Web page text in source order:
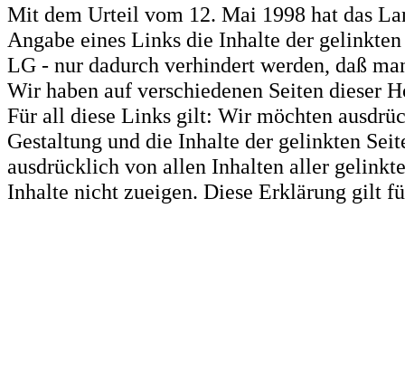
Mit dem Urteil vom 12. Mai 1998 hat das
Angabe eines Links die Inhalte der
LG - nur dadurch verhindert werden, daß
Wir haben auf verschiedenen Seiten dieser
Für all diese Links gilt: Wir möchten
Gestaltung und die Inhalte der gelinkten
ausdrücklich von allen Inhalten aller
Inhalte nicht zueigen. Diese Erklärung gilt